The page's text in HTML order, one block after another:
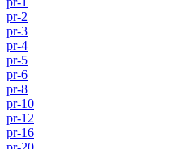
pr-2
pr-3
pr-4
pr-5
pr-6
pr-8
pr-10
pr-12
pr-16